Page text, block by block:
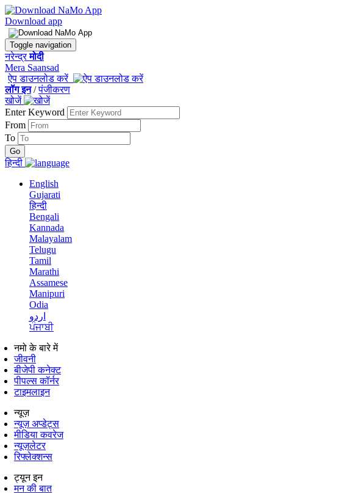
Download app
Toggle navigation
नरेन्द्रमोदी
Mera Saansad
ऐप डाउनलोड करें
लॉग इन/पंजीकरण
खोजें
Enter Keyword
From
To
हिन्दी
English
Gujarati
हिन्दी
Bengali
Kannada
Malayalam
Telugu
Tamil
Marathi
Assamese
Manipuri
Odia
اردو
ਪੰਜਾਬੀ
नमो के बारे में
जीवनी
बीजेपी कनेक्ट
पीपल्स कॉर्नर
टाइमलाइन
न्यूज़
न्यूज़ अप्डेट्स
मीडिया कवरेज
न्यूज़लेटर
रिफ्लेक्शन्स
ट्यून इन
मन की बात